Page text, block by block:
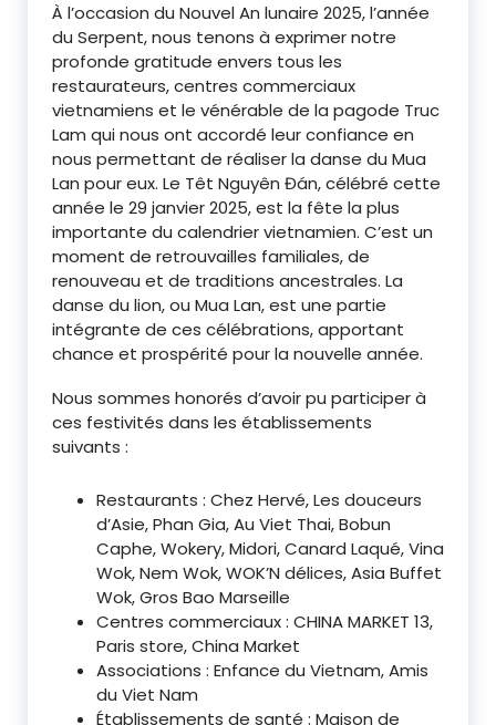
À l’occasion du Nouvel An lunaire 2025, l’année
du Serpent, nous tenons à exprimer notre
profonde gratitude envers tous les
restaurateurs, centres commerciaux
vietnamiens et le vénérable de la pagode Truc
Lam qui nous ont accordé leur confiance en
nous permettant de réaliser la danse du Mua
Lan pour eux. Le Têt Nguyên Đán, célébré cette
année le 29 janvier 2025, est la fête la plus
importante du calendrier vietnamien. C’est un
moment de retrouvailles familiales, de
renouveau et de traditions ancestrales. La
danse du lion, ou Mua Lan, est une partie
intégrante de ces célébrations, apportant
chance et prospérité pour la nouvelle année.
Nous sommes honorés d’avoir pu participer à
ces festivités dans les établissements
suivants :
Restaurants : Chez Hervé, Les douceurs
d’Asie, Phan Gia, Au Viet Thai, Bobun
Caphe, Wokery, Midori, Canard Laqué, Vina
Wok, Nem Wok, WOK’N délices, Asia Buffet
Wok, Gros Bao Marseille
Centres commerciaux : CHINA MARKET 13,
Paris store, China Market
Associations : Enfance du Vietnam, Amis
du Viet Nam
Établissements de santé : Maison de